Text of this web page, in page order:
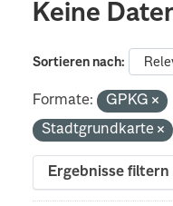
Keine
Sortieren nach
Formate: GPKG
Stadtgrundkarte
Ergebnisse filtern